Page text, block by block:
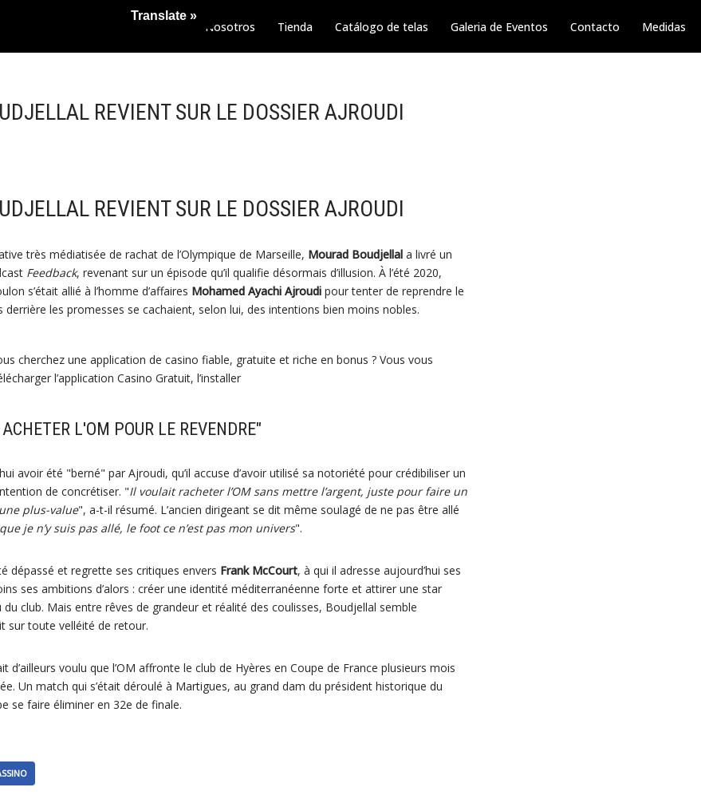
Nosotros Tienda Catálogo de telas Galeria de Eventos Contacto Medidas
REVIENT SUR LE DOSSIER AJROUDI
REVIENT SUR LE DOSSIER AJROUDI
très médiatisée de rachat de l’Olympique de Marseille, Mourad Boudjellala livré un
Feedback, revenant sur un épisode qu’il qualifie désormais d’illusion. À l’été 2020,
s’était allié à l’homme d’affaires Mohamed Ayachi Ajroudipour tenter de reprendre le
derrière les promesses se cachaient, selon lui, des intentions bien moins nobles.
cherchez une application de casino fiable, gratuite et riche en bonus ? Vous vous
l’application Casino Gratuit, l’installer
L'OM POUR LE REVENDRE"
avoir été "berné" par Ajroudi, qu’il accuse d’avoir utilisé sa notoriété pour crédibiliser un
de concrétiser. "Il voulait racheter l’OM sans mettre l’argent, juste pour faire un
plus-value", a-t-il résumé. L’ancien dirigeant se dit même soulagé de ne pas être allé
je n’y suis pas allé, le foot ce n’est pas mon univers".
dépassé et regrette ses critiques envers Frank McCourt, à qui il adresse aujourd’hui ses
ses ambitions d’alors : créer une identité méditerranéenne forte et attirer une star
club. Mais entre rêves de grandeur et réalité des coulisses, Boudjellal semble
sur toute velléité de retour.
d’ailleurs voulu que l’OM affronte le club de Hyères en Coupe de France plusieurs mois
Un match qui s’était déroulé à Martigues, au grand dam du président historique du
se faire éliminer en 32e de finale.
Translate »